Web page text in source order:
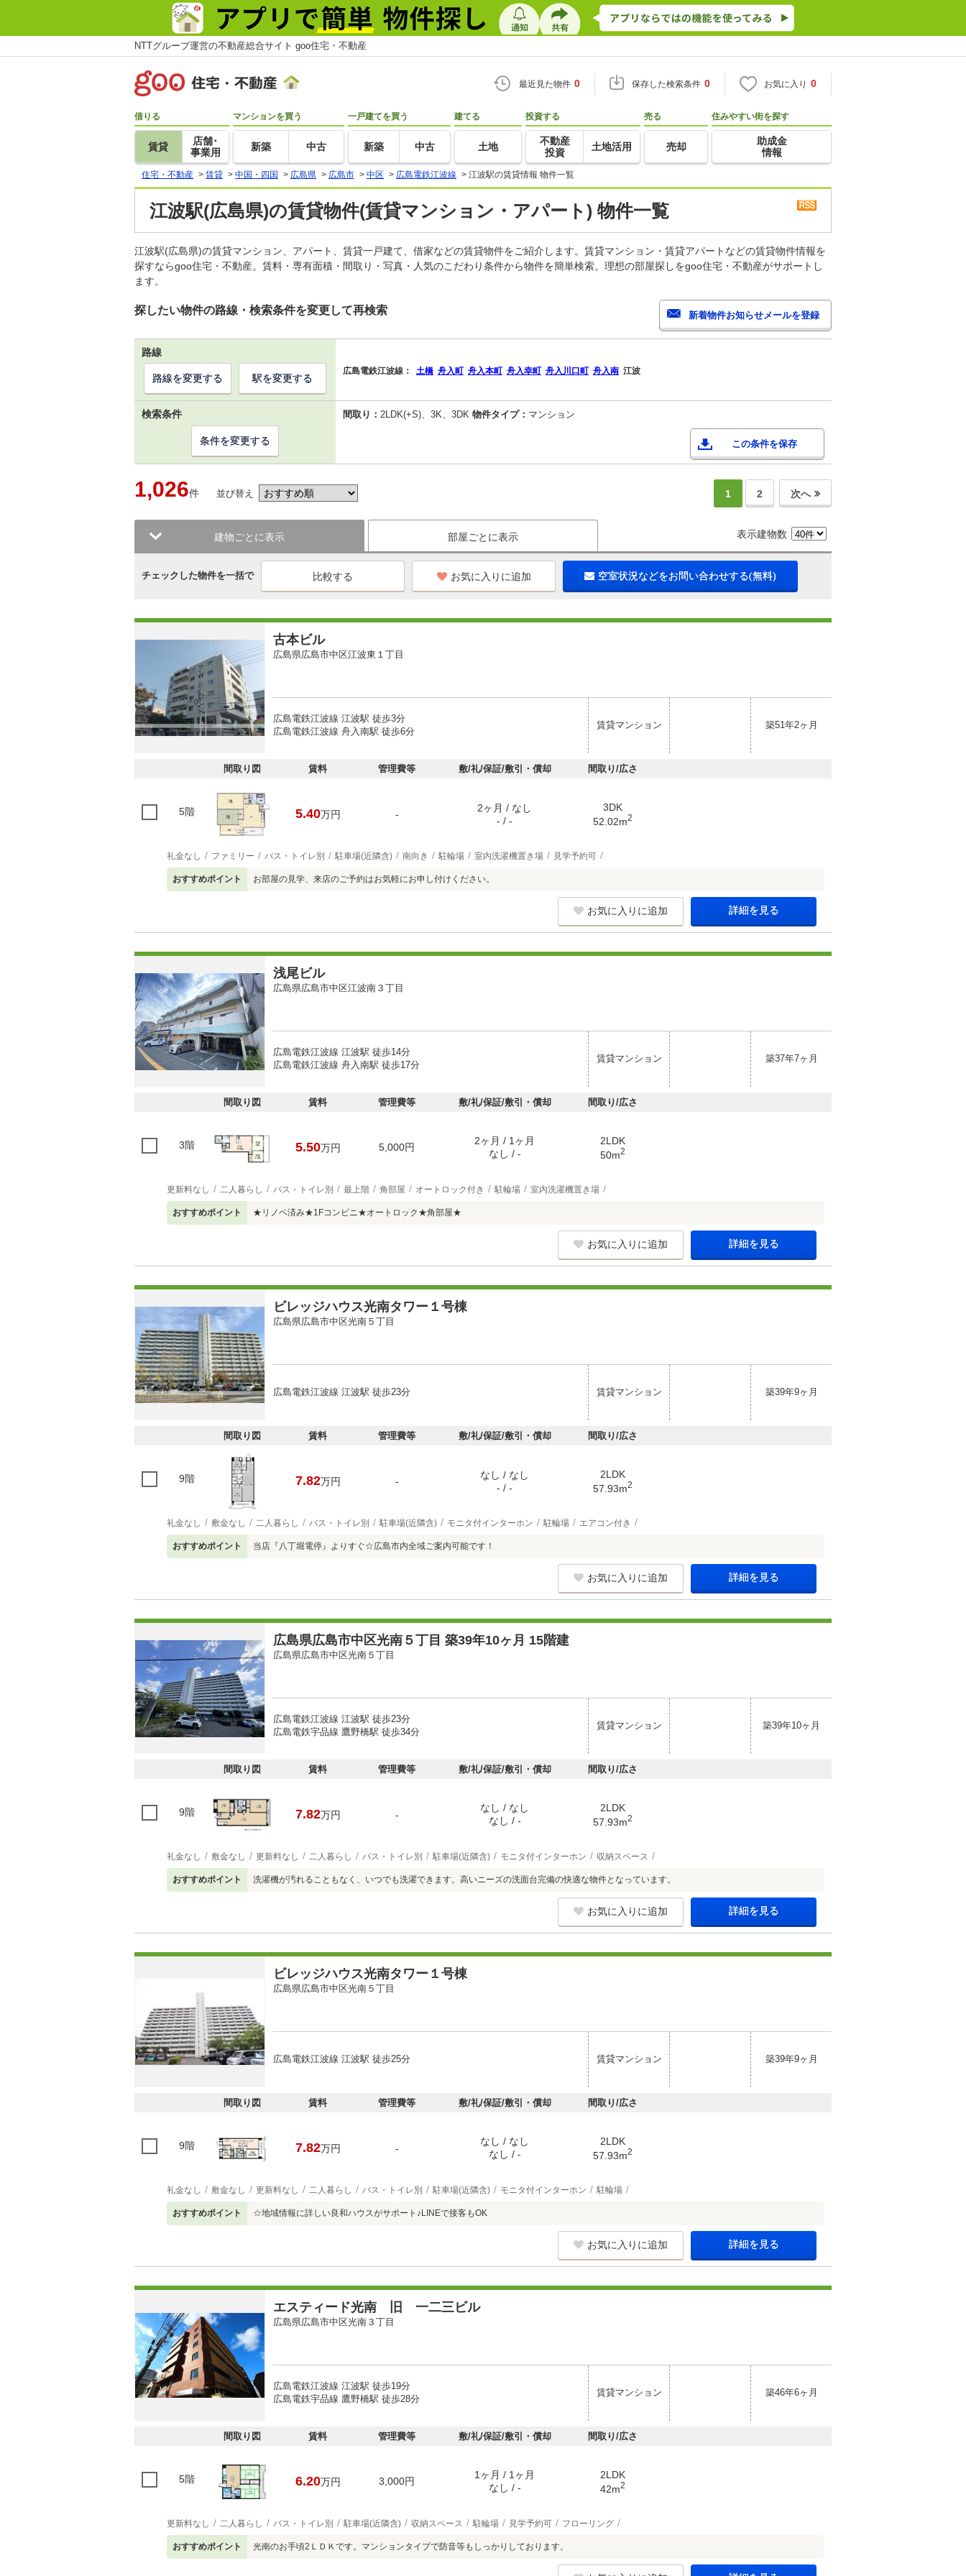
NTTグループ運営の不動産総合サイト goo住宅・不動産
最近見た物件 0 保存した検索条件 0 お気に入り 0
借りる
賃貸
店舗･
事業用
マンションを買う
新築 中古
一戸建てを買う
新築 中古
建てる
土地
投資する
不動産
投資
土地活用
売る
売却
住みやすい街を探す
助成金
情報
住宅・不動産 > 賃貸 > 中国・四国 > 広島県 > 広島市 > 中区 > 広島電鉄江波線 > 江波駅の賃貸情報 物件一覧
江波駅(広島県)の賃貸物件(賃貸マンション・アパート) 物件一覧
江波駅(広島県)の賃貸マンション、アパート、賃貸一戸建て、借家などの賃貸物件をご紹介します。賃貸マンション・賃貸アパートなどの賃貸物件情報を
探すならgoo住宅・不動産。賃料・専有面積・間取り・写真・人気のこだわり条件から物件を簡単検索。理想の部屋探しをgoo住宅・不動産がサポートし
ます。
探したい物件の路線・検索条件を変更して再検索
路線
広島電鉄江波線： 土橋 舟入町 舟入本町 舟入幸町 舟入川口町 舟入南 江波
路線を変更する 駅を変更する
検索条件 間取り： 2LDK(+S)、3K、3DK 物件タイプ： マンション
この条件を保存
条件を変更する
1,026件 並び替え 1 2 次へ
建物ごとに表示 部屋ごとに表示 表示建物数
チェックした物件を一括で お気に入りに追加 空室状況などをお問い合わせする(無料)
古本ビル
広島県広島市中区江波東１丁目
広島電鉄江波線 江波駅 徒歩3分
広島電鉄江波線 舟入南駅 徒歩6分
賃貸マンション 築51年2ヶ月
間取り図 賃料 管理費等 敷/礼/保証/敷引・償却 間取り/広さ
5階 5.40万円 -
2ヶ月 / なし
- / -
3DK
52.02m2
礼金なし ファミリー バス・トイレ別 駐車場(近隣含) 南向き 駐輪場 室内洗濯機置き場 見学予約可
おすすめポイント お部屋の見学、来店のご予約はお気軽にお申し付けください。
お気に入りに追加 詳細を見る
浅尾ビル
広島県広島市中区江波南３丁目
広島電鉄江波線 江波駅 徒歩14分
広島電鉄江波線 舟入南駅 徒歩17分
賃貸マンション 築37年7ヶ月
間取り図 賃料 管理費等 敷/礼/保証/敷引・償却 間取り/広さ
3階 5.50万円 5,000円
2ヶ月 / 1ヶ月
なし / -
2LDK
50m2
更新料なし 二人暮らし バス・トイレ別 最上階 角部屋 オートロック付き 駐輪場 室内洗濯機置き場
おすすめポイント ★リノベ済み★1Fコンビニ★オートロック★角部屋★
お気に入りに追加 詳細を見る
ビレッジハウス光南タワー１号棟
広島県広島市中区光南５丁目
広島電鉄江波線 江波駅 徒歩23分 賃貸マンション 築39年9ヶ月
間取り図 賃料 管理費等 敷/礼/保証/敷引・償却 間取り/広さ
9階 7.82万円 -
なし / なし
- / -
2LDK
57.93m2
礼金なし 敷金なし 二人暮らし バス・トイレ別 駐車場(近隣含) モニタ付インターホン 駐輪場 エアコン付き
おすすめポイント 当店『八丁堀電停』よりすぐ☆広島市内全域ご案内可能です！
お気に入りに追加 詳細を見る
広島県広島市中区光南５丁目 築39年10ヶ月 15階建
広島県広島市中区光南５丁目
広島電鉄江波線 江波駅 徒歩23分
広島電鉄宇品線 鷹野橋駅 徒歩34分
賃貸マンション 築39年10ヶ月
間取り図 賃料 管理費等 敷/礼/保証/敷引・償却 間取り/広さ
9階 7.82万円 -
なし / なし
なし / -
2LDK
57.93m2
礼金なし 敷金なし 更新料なし 二人暮らし バス・トイレ別 駐車場(近隣含) モニタ付インターホン 収納スペース
おすすめポイント 洗濯機が汚れることもなく、いつでも洗濯できます。高いニーズの洗面台完備の快適な物件となっています。
お気に入りに追加 詳細を見る
ビレッジハウス光南タワー１号棟
広島県広島市中区光南５丁目
広島電鉄江波線 江波駅 徒歩25分 賃貸マンション 築39年9ヶ月
間取り図 賃料 管理費等 敷/礼/保証/敷引・償却 間取り/広さ
9階 7.82万円 -
なし / なし
なし / -
2LDK
57.93m2
礼金なし 敷金なし 更新料なし 二人暮らし バス・トイレ別 駐車場(近隣含) モニタ付インターホン 駐輪場
おすすめポイント ☆地域情報に詳しい良和ハウスがサポート♪LINEで接客もOK
お気に入りに追加 詳細を見る
エスティード光南 旧 一二三ビル
広島県広島市中区光南３丁目
広島電鉄江波線 江波駅 徒歩19分
広島電鉄宇品線 鷹野橋駅 徒歩28分
賃貸マンション 築46年6ヶ月
間取り図 賃料 管理費等 敷/礼/保証/敷引・償却 間取り/広さ
5階 6.20万円 3,000円
1ヶ月 / 1ヶ月
なし / -
2LDK
42m2
更新料なし 二人暮らし バス・トイレ別 駐車場(近隣含) 収納スペース 駐輪場 見学予約可 フローリング
おすすめポイント 光南のお手頃2ＬＤＫです。マンションタイプで防音等もしっかりしております。